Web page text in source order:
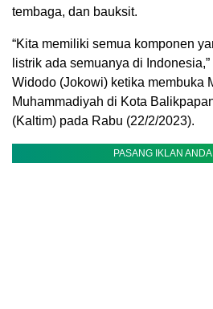
tembaga, dan bauksit.
“Kita memiliki semua komponen
listrik ada semuanya di
Widodo (Jokowi) ketika membuka
Muhammadiyah di Kota
(Kaltim) pada Rabu (22/2/2023).
PASANG IKLAN